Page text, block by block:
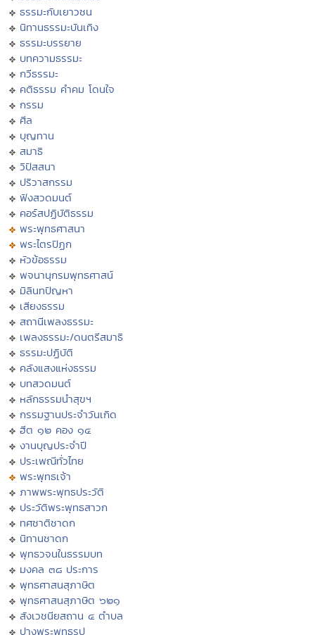
ธรรมะกับเยาวชน
นิทานธรรมะบันเทิง
ธรรมะบรรยาย
บทความธรรมะ
กวีธรรมะ
คติธรรม คำคม โดนใจ
กรรม
ศีล
บุญทาน
สมาธิ
วิปัสสนา
ปริวาสกรรม
ฟังสวดมนต์
คอร์สปฏิบัติธรรม
พระพุทธศาสนา
พระไตรปิฏก
หัวข้อธรรม
พจนานุกรมพุทธศาสน์
มิลินทปัญหา
เสียงธรรม
สถานีเพลงธรรมะ
เพลงธรรมะ/ดนตรีสมาธิ
ธรรมะปฏิบัติ
คลังแสงแห่งธรรม
บทสวดมนต์
หลักธรรมนำสุขฯ
กรรมฐานประจำวันเกิด
ฮีต ๑๒ คอง ๑๔
งานบุญประจำปี
ประเพณีทั่วไทย
พระพุทธเจ้า
ภาพพระพุทธประวัติ
ประวัติพระพุทธสาวก
ทศชาติชาดก
นิทานชาดก
พุทธวจนในธรรมบท
มงคล ๓๘ ประการ
พุทธศาสนสุภาษิต
พุทธศาสนสุภาษิต ๖๒๑
สังเวชนียสถาน ๔ ตำบล
ปางพระพุทธรูป